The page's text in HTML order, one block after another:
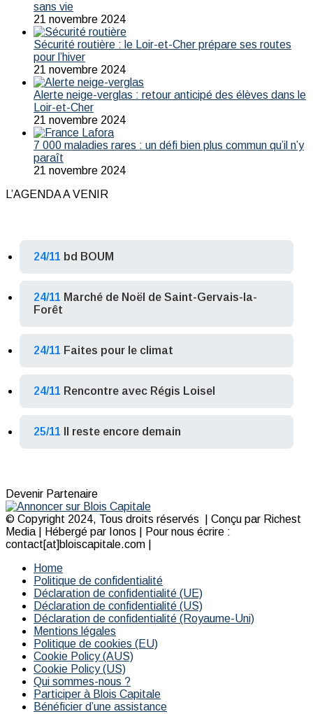
sans vie
21 novembre 2024
Sécurité routière : le Loir-et-Cher prépare ses routes
pour l’hiver
21 novembre 2024
Alerte neige-verglas : retour anticipé des élèves dans le
Loir-et-Cher
21 novembre 2024
7 000 maladies rares : un défi bien plus commun qu’il n’y
paraît
21 novembre 2024
L’AGENDA A VENIR
24/11 bd BOUM
24/11 Marché de Noël de Saint-Gervais-la-
Forêt
24/11 Faites pour le climat
24/11 Rencontre avec Régis Loisel
25/11 Il reste encore demain
Devenir Partenaire
© Copyright 2024, Tous droits réservés | Conçu par Richest
Media | Hébergé par Ionos | Pour nous écrire :
contact[at]bloiscapitale.com |
Home
Politique de confidentialité
Déclaration de confidentialité (UE)
Déclaration de confidentialité (US)
Déclaration de confidentialité (Royaume-Uni)
Mentions légales
Politique de cookies (EU)
Cookie Policy (AUS)
Cookie Policy (US)
Qui sommes-nous ?
Participer à Blois Capitale
Bénéficier d’une assistance